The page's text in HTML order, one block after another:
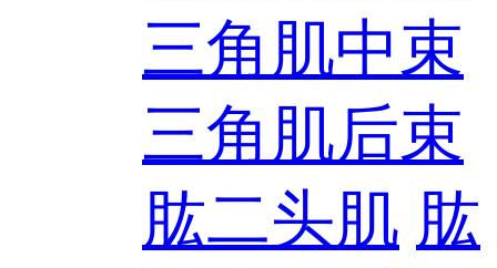
三角肌中束
三角肌后束
肱二头肌 肱